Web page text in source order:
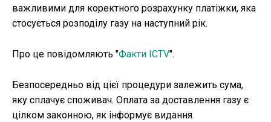
важливими для коректного розрахунку платіжки, яка
стосується розподілу газу на наступний рік.
Про це повідомляють "Факти ICTV".
Безпосередньо від цієї процедури залежить сума,
яку сплачує споживач. Оплата за доставлення газу є
цілком законною, як інформує видання.